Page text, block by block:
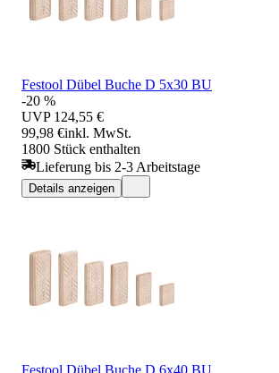
Festool Dübel Buche D 5x30 BU
-20 %
UVP 124,55 €
99,98 €inkl. MwSt.
1800 Stück enthalten
Lieferung bis 2-3 Arbeitstage
Details anzeigen
Festool Dübel Buche D 6x40 BU